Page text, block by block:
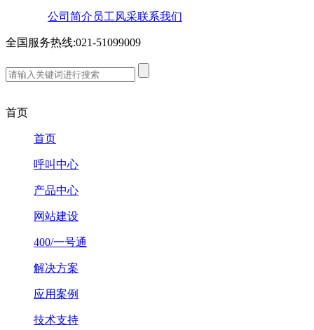
公司简介 员工风采联系我们
全国服务热线:021-51099009
首页
首页
呼叫中心
产品中心
网站建设
400/一号通
解决方案
应用案例
技术支持